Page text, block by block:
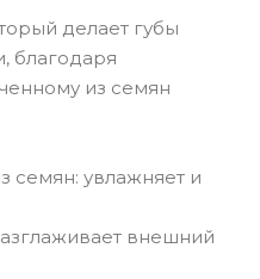
делает губы
благодаря
из семян
семян: увлажняет и
внешний